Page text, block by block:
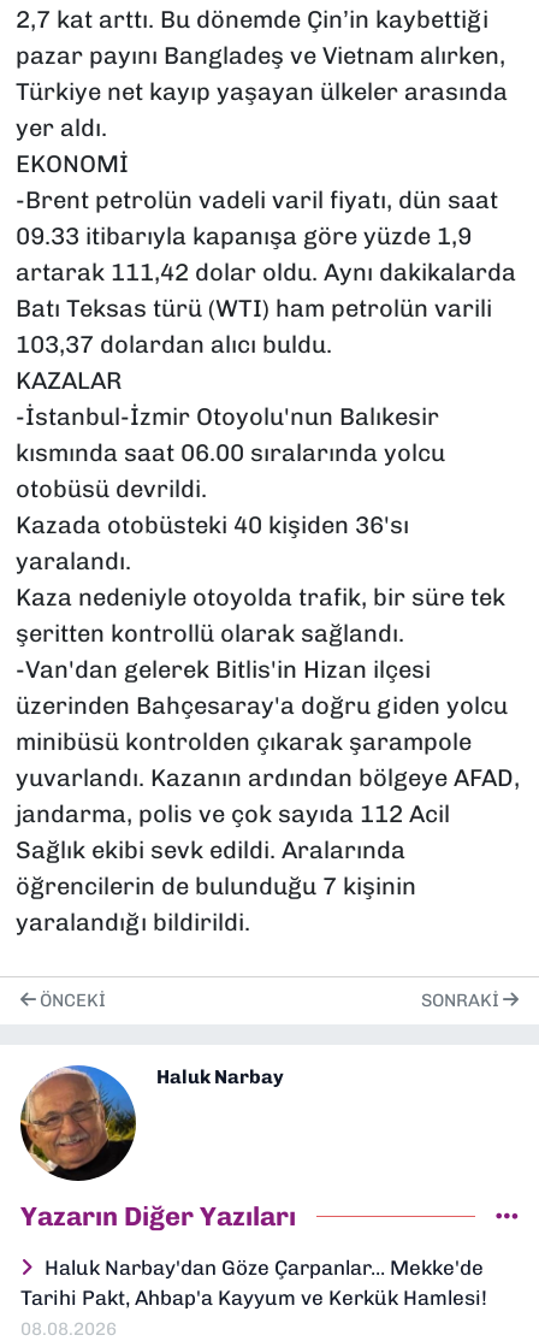
2,7 kat arttı. Bu dönemde Çin’in kaybettiği
pazar payını Bangladeş ve Vietnam alırken,
Türkiye net kayıp yaşayan ülkeler arasında
yer aldı.
EKONOMİ
-Brent petrolün vadeli varil fiyatı, dün saat
09.33 itibarıyla kapanışa göre yüzde 1,9
artarak 111,42 dolar oldu. Aynı dakikalarda
Batı Teksas türü (WTI) ham petrolün varili
103,37 dolardan alıcı buldu.
KAZALAR
-İstanbul-İzmir Otoyolu'nun Balıkesir
kısmında saat 06.00 sıralarında yolcu
otobüsü devrildi.
Kazada otobüsteki 40 kişiden 36'sı
yaralandı.
Kaza nedeniyle otoyolda trafik, bir süre tek
şeritten kontrollü olarak sağlandı.
-Van'dan gelerek Bitlis'in Hizan ilçesi
üzerinden Bahçesaray'a doğru giden yolcu
minibüsü kontrolden çıkarak şarampole
yuvarlandı. Kazanın ardından bölgeye AFAD,
jandarma, polis ve çok sayıda 112 Acil
Sağlık ekibi sevk edildi. Aralarında
öğrencilerin de bulunduğu 7 kişinin
yaralandığı bildirildi.
ÖNCEKI SONRAKI
Haluk Narbay
Yazarın Diğer Yazıları
Haluk Narbay'dan Göze Çarpanlar... Mekke'de
Tarihi Pakt, Ahbap'a Kayyum ve Kerkük Hamlesi!
08.08.2026